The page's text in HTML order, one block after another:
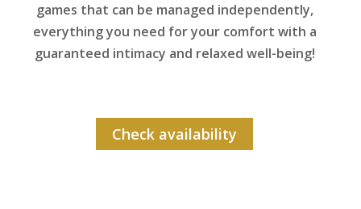
games that can be managed independently,
everything you need for your comfort with a
guaranteed intimacy and relaxed well-being!
Check availability